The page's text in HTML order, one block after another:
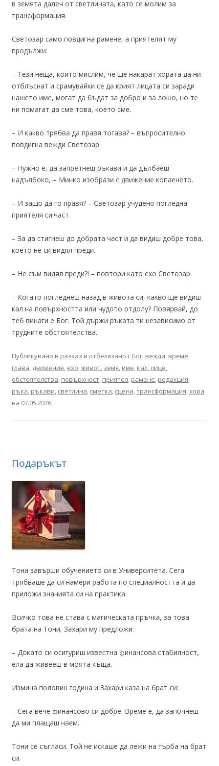
в земята далеч от светлината, като се молим за
трансформация.
Светозар само повдигна рамене, а приятелят му
продължи:
– Тези неща, които мислим, че ще накарат хората да ни
отблъснат и срамувайки се да крият лицата си заради
нашето име, могат да бъдат за добро и за лошо, но те
ни помагат да сме това, което сме.
– И какво трябва да правя тогава? – въпросително
повдигна вежди Светозар.
– Нужно е, да запретнеш ръкави и да дълбаеш
надълбоко, – Минко изобрази с движение копаенето.
– И защо да го правя? – Светозар учудено погледна
приятеля си.част
– За да стигнеш до добрата част и да видиш добре това,
което не си видял преди.
– Не съм видял преди?! – повтори като ехо Светозар.
– Когато погледнеш назад в живота си, какво ще видиш
кал на повърхността или чудото отдолу? Повярвай, до
теб винаги е Бог. Той държи ръката ти независимо от
трудните обстоятелства.
Публикувано в разказ и отбелязано с Бог, вежди, време,
глава, движение, ехо,живот, земя, име, кал,лице,
обстоятелства, повърхност, приятел, рамене, редакция,
ръка, ръкави, светлина, сметка, сцени,трансформация,хора
на 07.05.2026.
Подаръкът
Тони завърши обучението си в Университета. Сега
трябваше да си намери работа по специалността и да
приложи знанията си на практика.
Всичко това не става с магическата пръчка, за това
брата на Тони, Захари му предложи:
– Докато си осигуриш известна финансова стабилност,
ела да живееш в моята къща.
Измина половин година и Захари каза на брат си:
– Сега вече финансово си добре. Време е, да започнеш
да ми плащаш наем.
Тони се съгласи. Той не искаше да лежи на гърба на брат
си.